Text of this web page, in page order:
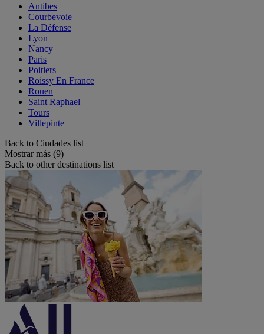
Antibes
Courbevoie
La Défense
Lyon
Nancy
Paris
Poitiers
Roissy En France
Rouen
Saint Raphael
Tours
Villepinte
Back to Ciudades list
Mostrar más (9)
Back to other destinations list